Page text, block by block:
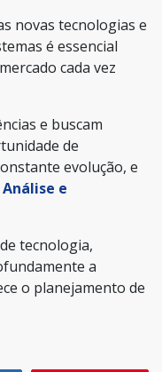
novas tecnologias e
é essencial
cada vez
e buscam
de
evolução, e
e
tecnologia,
a
o planejamento de